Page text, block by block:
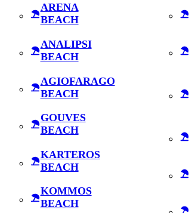
ARENA
BEACH
ANALIPSI
BEACH
AGIOFARAGO
BEACH
GOUVES
BEACH
KARTEROS
BEACH
KOMMOS
BEACH